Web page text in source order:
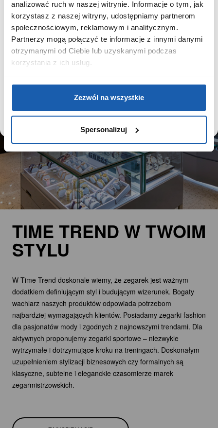
analizować ruch w naszej witrynie. Informacje o tym, jak
korzystasz z naszej witryny, udostępniamy partnerom
społecznościowym, reklamowym i analitycznym.
Partnerzy mogą połączyć te informacje z innymi danymi
otrzymanymi od Ciebie lub uzyskanymi podczas
korzystania z ich usług.
Zezwól na wszystkie
Spersonalizuj
TIME TREND W TWOIM
STYLU
W Time Trend doskonale wiemy, że zegarek jest ważnym
dodatkiem definiującym styl i budującym wizerunek. Bogaty
wachlarz naszych produktów odpowiada potrzebom
najbardziej wymagających klientów. Posiadamy zegarki fashion
dla pasjonatów mody i zgodnych z najnowszymi trendami. Dla
aktywnych proponujemy zegarki sportowe – niezwykle
wytrzymałe i dotrzymujące kroku na treningach. Doskonałym
uzupełnieniem stylizacji biznesowych czy formalnych są
klasyczne, subtelne i eleganckie czasomierze marek
zegarmistrzowskich.
SZANOWNA UŻYTKOWNICZKO
Używamy plików cookie w celach analitycznych,
statystycznych i marketingowych, w tym aby analizować
ruch w tej witrynie, optymalizować jej działanie oraz
zapamiętywać Twoje preferencje.